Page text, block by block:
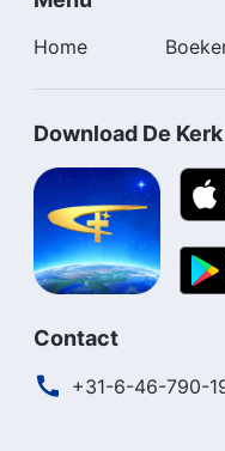
Home
Download De
Contact
+31-6-46-790-